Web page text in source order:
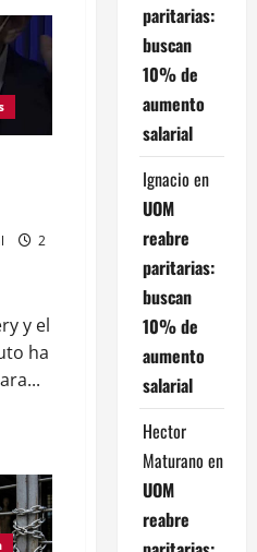
2
y el
ha
paritarias:
buscan
10% de
aumento
salarial
Ignacio en
UOM
reabre
paritarias:
buscan
10% de
aumento
salarial
Hector
Maturano en
UOM
reabre